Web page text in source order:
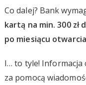
Co dalej? Bank
kartą na min. 300 zł
po miesiącu
I… to tyle! Informacja
za pomocą